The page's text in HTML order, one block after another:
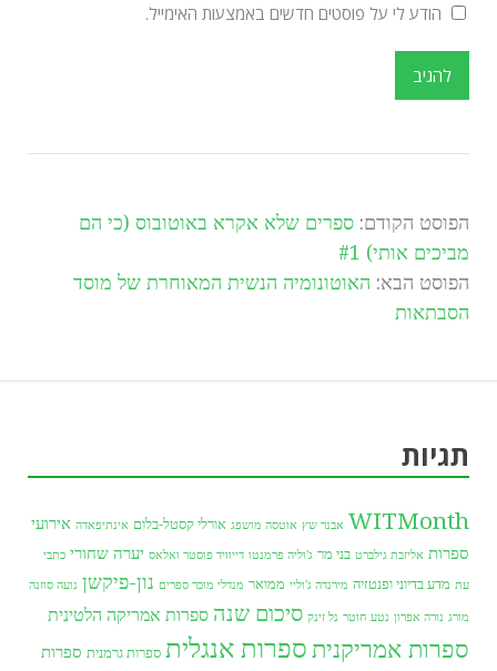
הודע לי על פוסטים חדשים באמצעות האימייל.
הפוסט הקודם: ספרים שלא אקרא באוטובוס (כי הם
מביכים אותי) #1
הפוסט הבא: האוטונומיה הנשית המאוחרת של מוסד
הסבתאות
תגיות
WITMonth אבנר שץ אוטסה מושפג אורלי קסטל-בלום אינתיפאדה אירועי
ספרות אליזבת גילברט בני מר ג'וליה פרמנטו דייוויד פוסטר ואלאס יערה שחורי כתבי
עת מדע בדיוני ופנטזיה מירנדה ג'וליי ממואר מנדלי מוכר ספרים נון-פיקשן נועה סוזנה
מורג נורה אפרון נטע חוטר נל זינק סיכום שנה ספרות אמריקה הלטינית
ספרות אמריקנית ספרות אנגלית ספרות גרמנית ספרות